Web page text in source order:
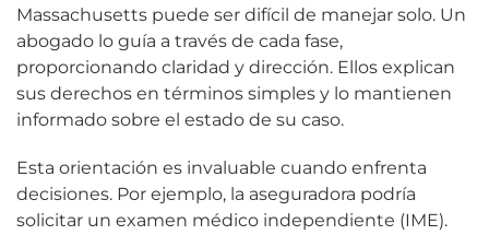
Massachusetts puede ser difícil de manejar solo. Un
abogado lo guía a través de cada fase,
proporcionando claridad y dirección. Ellos explican
sus derechos en términos simples y lo mantienen
informado sobre el estado de su caso.
Esta orientación es invaluable cuando enfrenta
decisiones. Por ejemplo, la aseguradora podría
solicitar un examen médico independiente (IME).